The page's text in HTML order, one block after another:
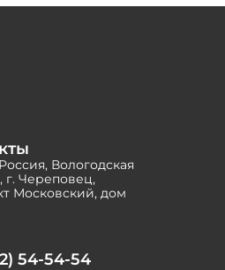
Вологодская
г. Череповец,
Московский, дом
54-54-54